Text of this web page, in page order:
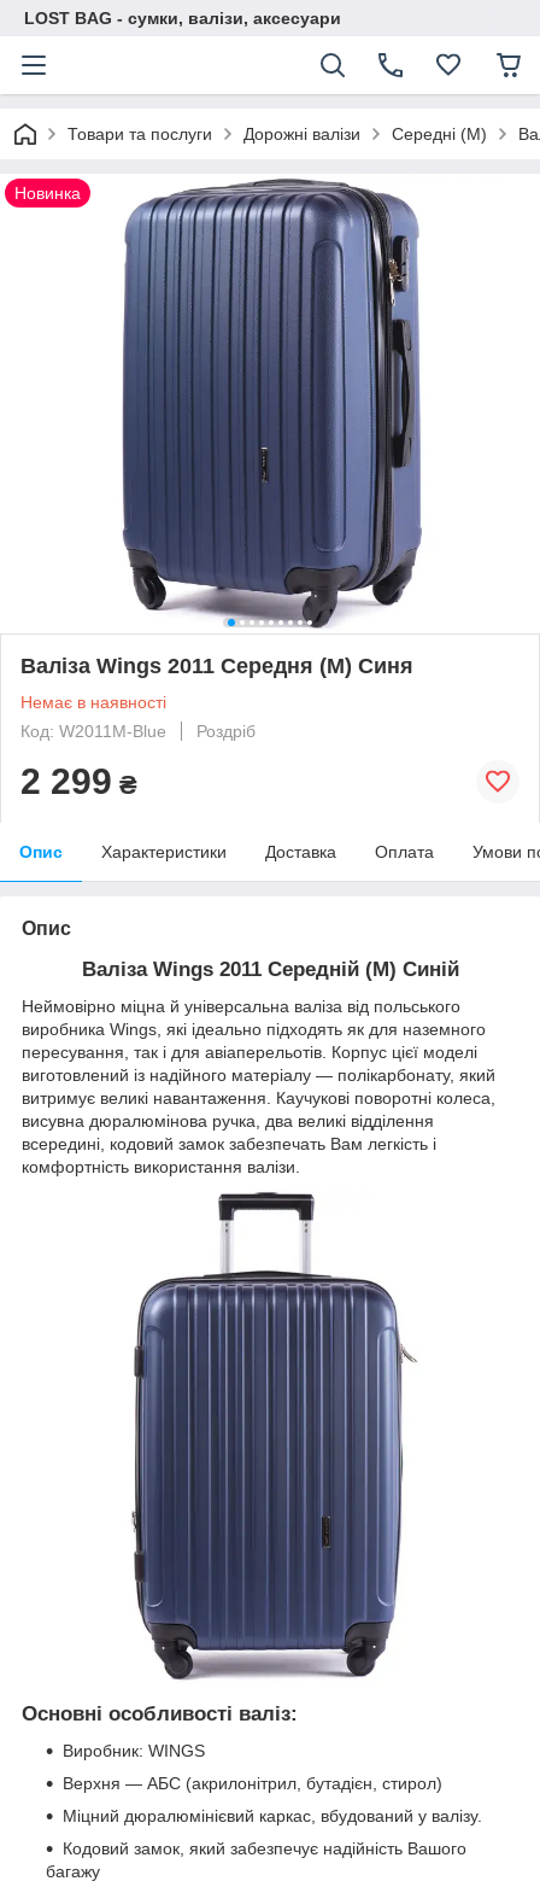
LOST BAG - сумки, валізи, аксесуари
Товари та послуги Дорожні валізи Середні (M)
Новинка
Валіза Wings 2011 Середня (M) Синя
Немає в наявності
Код: W2011M-Blue
Роздріб
2 299 ₴
Опис Характеристики Доставка Оплата Умови
Опис
Валіза Wings 2011 Середній (M) Синій
Неймовірно міцна й універсальна валіза від польського
виробника Wings, які ідеально підходять як для наземного
пересування, так і для авіаперельотів. Корпус цієї моделі
виготовлений із надійного матеріалу — полікарбонату, який
витримує великі навантаження. Каучукові поворотні колеса,
висувна дюралюмінова ручка, два великі відділення
всередині, кодовий замок забезпечать Вам легкість і
комфортність використання валізи.
Основні особливості валіз:
Виробник: WINGS
Верхня — АБС (акрилонітрил, бутадієн, стирол)
Міцний дюралюмінієвий каркас, вбудований у валізу.
Кодовий замок, який забезпечує надійність Вашого
багажу